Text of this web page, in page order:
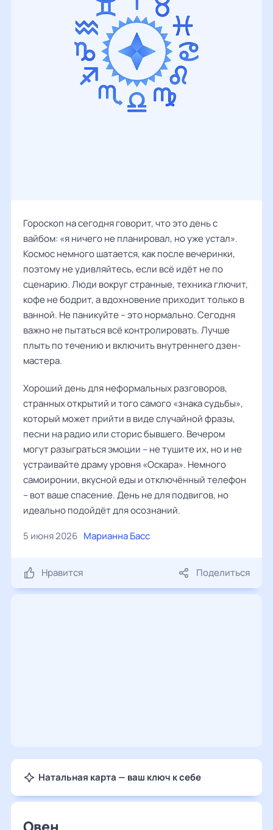
Гороскоп на сегодня говорит, что это день с
вайбом: «я ничего не планировал, но уже устал».
Космос немного шатается, как после вечеринки,
поэтому не удивляйтесь, если всё идёт не по
сценарию. Люди вокруг странные, техника глючит,
кофе не бодрит, а вдохновение приходит только в
ванной. Не паникуйте – это нормально. Сегодня
важно не пытаться всё контролировать. Лучше
плыть по течению и включить внутреннего дзен-
мастера.
Хороший день для неформальных разговоров,
странных открытий и того самого «знака судьбы»,
который может прийти в виде случайной фразы,
песни на радио или сторис бывшего. Вечером
могут разыграться эмоции – не тушите их, но и не
устраивайте драму уровня «Оскара». Немного
самоиронии, вкусной еды и отключённый телефон
– вот ваше спасение. День не для подвигов, но
идеально подойдёт для осознаний.
5 июня 2026 Марианна Басс
Нравится Поделиться
Натальная карта — ваш ключ к себе